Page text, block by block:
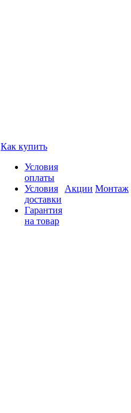
Как купить
Условия
оплаты
Условия
доставки
Гарантия
на товар
Акции Монтаж